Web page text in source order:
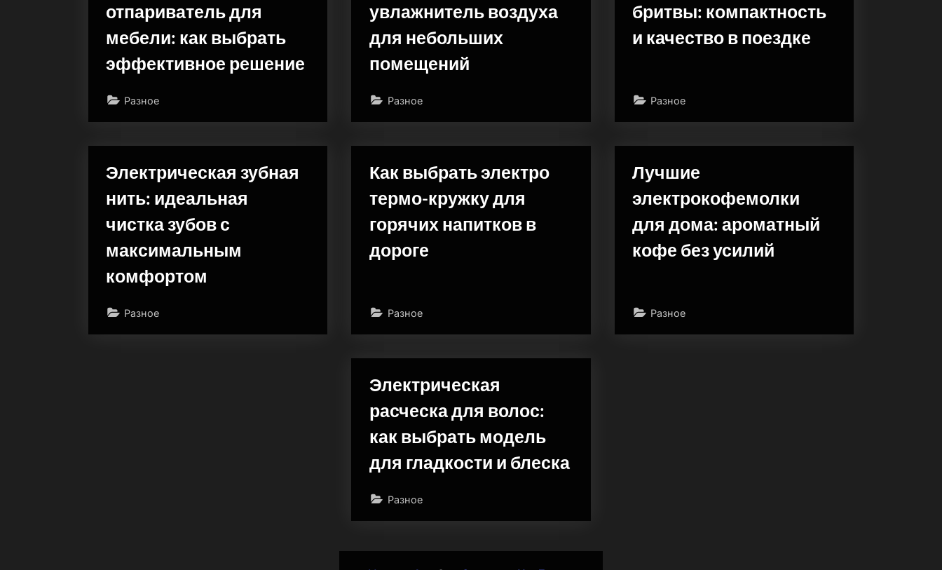
отпариватель для
мебели: как выбрать
эффективное решение
Разное
увлажнитель воздуха
для небольших
помещений
Разное
бритвы: компактность
и качество в поездке
Разное
Электрическая зубная
нить: идеальная
чистка зубов с
максимальным
комфортом
Разное
Как выбрать электро
термо-кружку для
горячих напитков в
дороге
Разное
Лучшие
электрокофемолки
для дома: ароматный
кофе без усилий
Разное
Электрическая
расческа для волос:
как выбрать модель
для гладкости и блеска
Разное